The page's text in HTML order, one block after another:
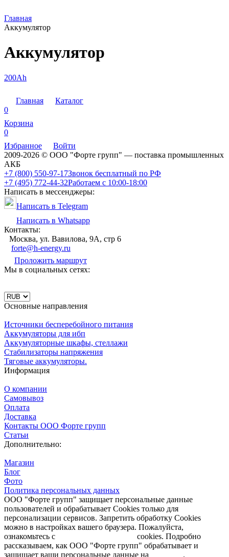
Главная
Аккумулятор
Аккумулятор
200Ah
Главная
Каталог
0
Корзина
0
Избранное
Войти
2009-2026 © ООО "Форте групп" — поставка промышленных
АКБ
+7 (800) 550-97-17Звонок бесплатный по РФ
+7 (495) 772-44-32Работаем с 10:00-18:00
Написать в мессенджеры:
Написать в Telegram
Написать в Whatsapp
Контакты:
Москва, ул. Вавилова, 9А, стр 6
forte@h-energy.ru
Проложить маршрут
Мы в социальных сетях:
Основные направления
Источники бесперебойного питания
Аккумуляторы для ибп
Аккумуляторные шкафы, стеллажи
Стабилизаторы напряжения
Тяговые аккумуляторы.
Информация
О компании
Самовывоз
Оплата
Доставка
Контакты ООО Форте групп
Статьи
Дополнительно:
Магазин
Блог
Фото
Политика персональных данных
ООО "Форте групп" защищает персональные данные
пользователей и обрабатывает Cookies только для
персонализации сервисов. Запретить обработку Cookies
можно в настройках вашего браузера. Пожалуйста,
ознакомьтесь с
cookies. Подробно
рассказываем, как ООО "Форте групп" обрабатывает и
защищает ваши персональные данные на
.